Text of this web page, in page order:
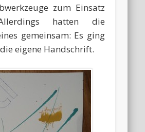
zum Einsatz
hatten die
gemeinsam: Es ging
eigene Handschrift.